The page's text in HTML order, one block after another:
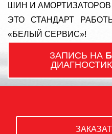
ШИН И АМОРТИЗАТОРОВ
ЭТО СТАНДАРТ
«БЕЛЫЙ СЕРВИС»!
ЗАПИСЬ НА